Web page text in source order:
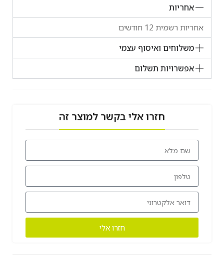
אחריות
אחריות רשמית 12 חודשים
משלוחים ואיסוף עצמי
אפשרויות תשלום
חזרו אלי בקשר למוצר זה
חזרו אלי